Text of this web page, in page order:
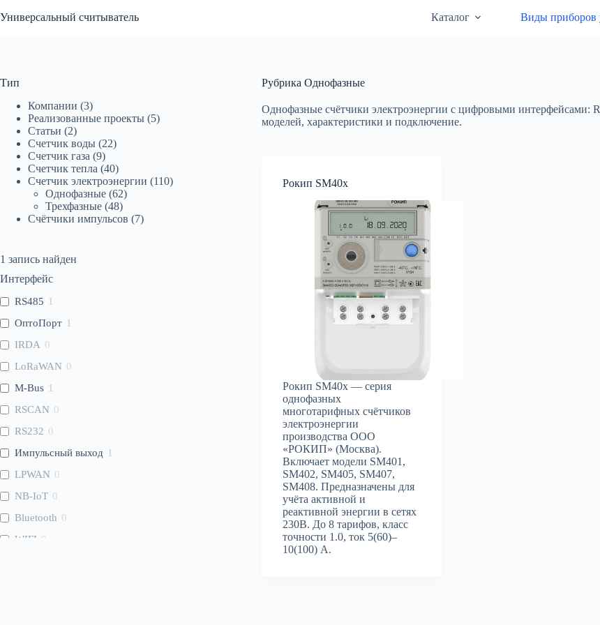
к
Универсальный считыватель Каталог Виды приборов
Рубрика Однофазные
Однофазные счётчики электроэнергии с цифровыми
моделей, характеристики и подключение.
Рокип SM40x
Рокип SM40x — серия
однофазных
многотарифных счётчиков
электроэнергии
производства ООО
«РОКИП» (Москва).
Включает модели SM401,
SM402, SM405, SM407,
SM408. Предназначены для
учёта активной и
реактивной энергии в сетях
230В. До 8 тарифов, класс
точности 1.0, ток 5(60)–
10(100) А.
Тип
Компании (3)
Реализованные проекты (5)
Статьи (2)
Счетчик воды (22)
Счетчик газа (9)
Счетчик тепла (40)
Счетчик электроэнергии (110)
Однофазные (62)
Трехфазные (48)
Счётчики импульсов (7)
1 запись найден
Интерфейс
RS485 1
ОптоПорт 1
IRDA 0
LoRaWAN 0
M-Bus 1
RSCAN 0
RS232 0
Импульсный выход 1
LPWAN 0
NB-IoT 0
Bluetooth 0
WIFI 0